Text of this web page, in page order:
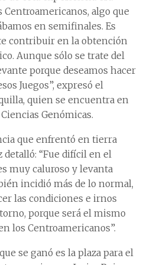
Centroamericanos, algo que
en semifinales. Es
contribuir en la obtención
Aunque sólo se trate del
porque deseamos hacer
Juegos”, expresó el
quien se encuentra en
Genómicas.
que enfrentó en tierra
detalló: “Fue difícil en el
muy caluroso y levanta
incidió más de lo normal,
las condiciones e irnos
porque será el mismo
los Centroamericanos”.
se ganó es la plaza para el